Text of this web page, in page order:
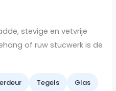
stevige en vetvrije
of ruw stucwerk is de
Tegels
Glas